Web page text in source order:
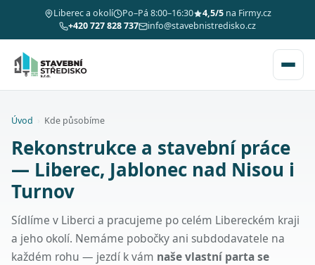
Liberec a okolí Po–Pá 8:00–16:30 4,5/5na Firmy.cz
+420 727 828 737
info@stavebnistredisko.cz
Úvod Kde působíme
Rekonstrukce a stavební práce
— Liberec, Jablonec nad Nisou i
Turnov
Sídlíme v Liberci a pracujeme po celém Libereckém kraji
a jeho okolí. Nemáme pobočky ani subdodavatele na
každém rohu — jezdí k vám naše vlastní parta se